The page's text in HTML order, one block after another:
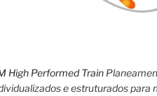
High Performed Train
e estruturados para